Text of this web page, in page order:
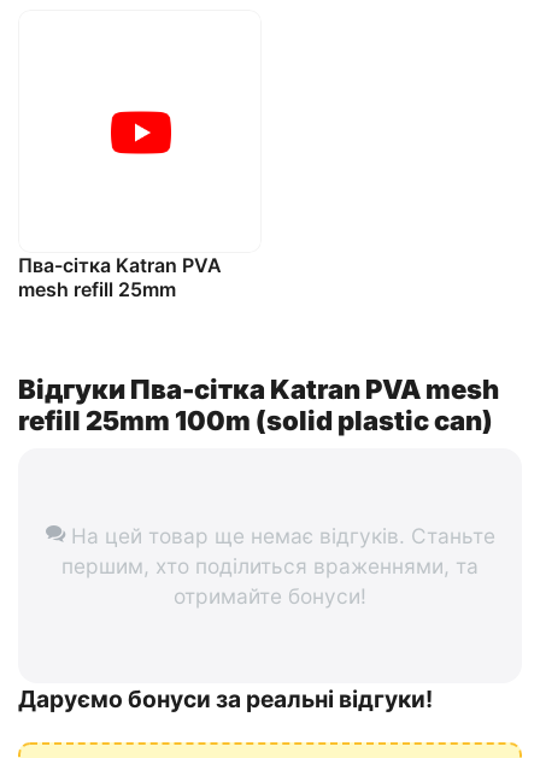
Пва-сітка Katran PVA
mesh refill 25mm
Відгуки Пва-сітка Katran PVA mesh
refill 25mm 100m (solid plastic can)
На цей товар ще немає відгуків. Станьте
першим, хто поділиться враженнями, та
отримайте бонуси!
Даруємо бонуси за реальні відгуки!